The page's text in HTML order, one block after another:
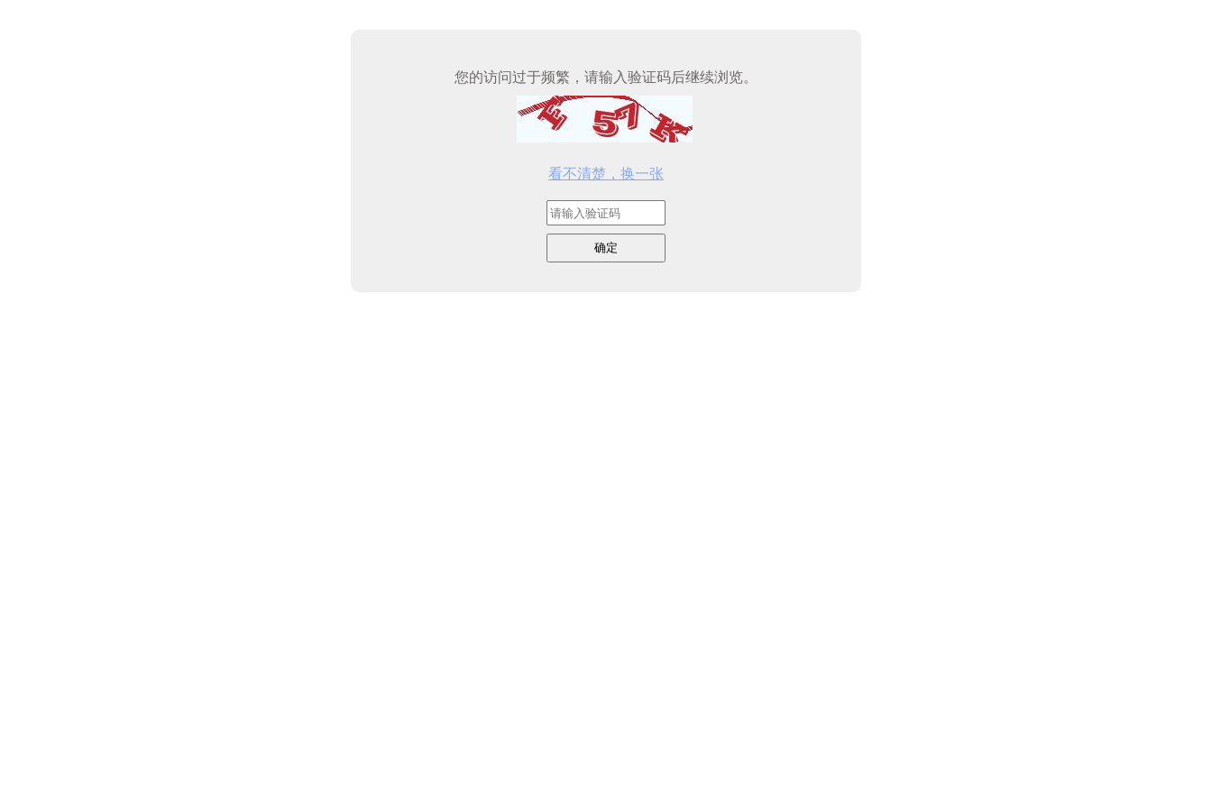
您的访问过于频繁，请输入验证码后继续浏览。
看不清楚，换一张